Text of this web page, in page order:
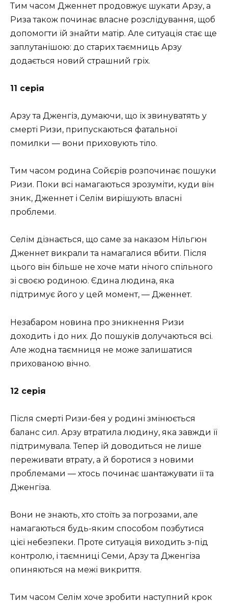
Тим часом Дженнет продовжує шукати Арзу, а
Риза також починає власне розслідування, щоб
допомогти їй знайти матір. Але ситуація стає ще
заплутанішою: до старих таємниць Арзу
додається новий страшний гріх.
11 серія
Арзу та Дженгіз, думаючи, що їх звинуватять у
смерті Ризи, припускаються фатальної
помилки — вони приховують тіло.
Тим часом родина Сойєрів розпочинає пошуки
Ризи. Поки всі намагаються зрозуміти, куди він
зник, Дженнет і Селім вирішують власні
проблеми.
Селім дізнається, що саме за наказом Нільгюн
Дженнет викрали та намагалися вбити. Після
цього він більше не хоче мати нічого спільного
зі своєю родиною. Єдина людина, яка
підтримує його у цей момент, — Дженнет.
Незабаром новина про зникнення Ризи
доходить і до них. До пошуків долучаються всі.
Але жодна таємниця не може залишатися
прихованою вічно.
12 серія
Після смерті Ризи-бея у родині змінюється
баланс сил. Арзу втратила людину, яка завжди її
підтримувала. Тепер їй доводиться не лише
переживати втрату, а й боротися з новими
проблемами — хтось починає шантажувати її та
Дженгіза.
Вони не знають, хто стоїть за погрозами, але
намагаються будь-яким способом позбутися
цієї небезпеки. Проте ситуація виходить з-під
контролю, і таємниці Семи, Арзу та Дженгіза
опиняються на межі викриття.
Тим часом Селім хоче зробити наступний крок